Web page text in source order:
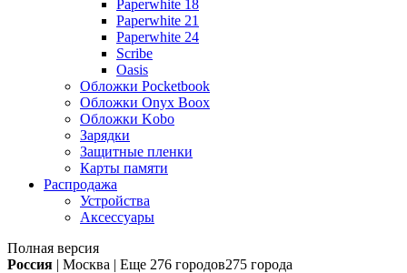
Paperwhite 18
Paperwhite 21
Paperwhite 24
Scribe
Oasis
Обложки Pocketbook
Обложки Onyx Boox
Обложки Kobo
Зарядки
Защитные пленки
Карты памяти
Распродажа
Устройства
Аксессуары
Полная версия
Россия | Москва | Еще 276 городов275 города